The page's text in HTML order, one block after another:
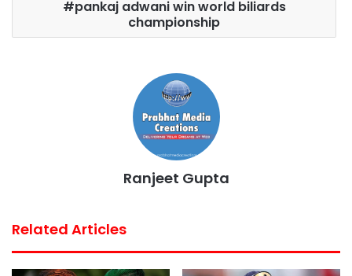
b
t
t
t
s
t
e
i
l
r
e
pankaj adwani win world biliards
championship
Ranjeet Gupta
Related Articles